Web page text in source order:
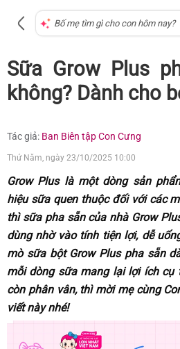
Sữa Grow Plus
không? Dành cho
Tác giả: Ban Biên tập Con Cưng
Thứ Năm, ngày 23/10/2025 10:00
Grow Plus là một dòng sản
hiệu sữa quen thuộc đối với các
thì sữa pha sẵn của nhà Grow
dùng nhờ vào tính tiện lợi, dễ
mò sữa bột Grow Plus pha sẵn
mỗi dòng sữa mang lại lợi ích cụ
còn phân vân, thì mời mẹ cùng
viết này nhé!